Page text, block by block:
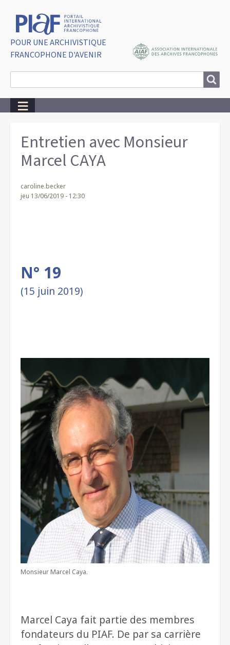
POUR UNE ARCHIVISTIQUE
FRANCOPHONE D'AVENIR
Entretien avec Monsieur
Marcel CAYA
caroline.becker
jeu 13/06/2019 - 12:30
N° 19
(15 juin 2019)
Monsieur Marcel Caya.
Marcel Caya fait partie des membres
fondateurs du PIAF. De par sa carrière